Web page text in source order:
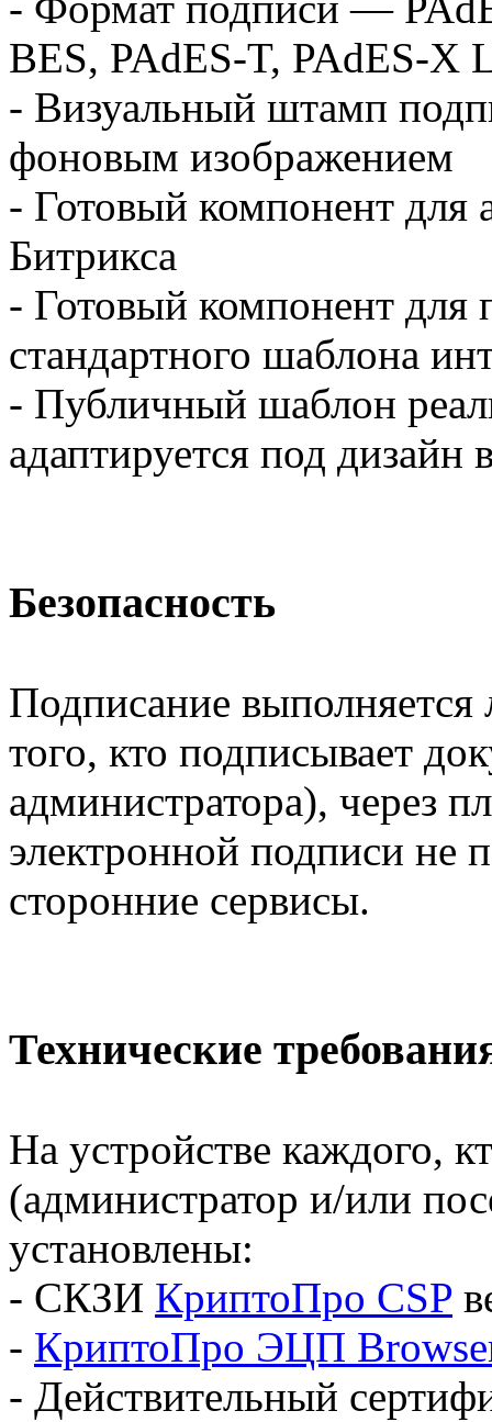
BES, PAdES-T, PAdES-X
- Визуальный штамп
фоновым изображением
- Готовый компонент для
Битрикса
- Готовый компонент для
стандартного шаблона
- Публичный шаблон
адаптируется под дизайн
Безопасность
Подписание
того, кто подписывает
администратора), через
электронной подписи не
сторонние сервисы.
Технические
На устройстве каждого,
(администратор и/или
установлены:
- СКЗИ КриптоПро CSP
- КриптоПро ЭЦП
- Действительный